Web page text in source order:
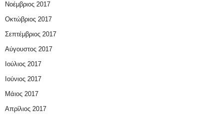
Νοέμβριος 2017
Οκτώβριος 2017
Σεπτέμβριος 2017
Αύγουστος 2017
Ιούλιος 2017
Ιούνιος 2017
Μάιος 2017
Απρίλιος 2017